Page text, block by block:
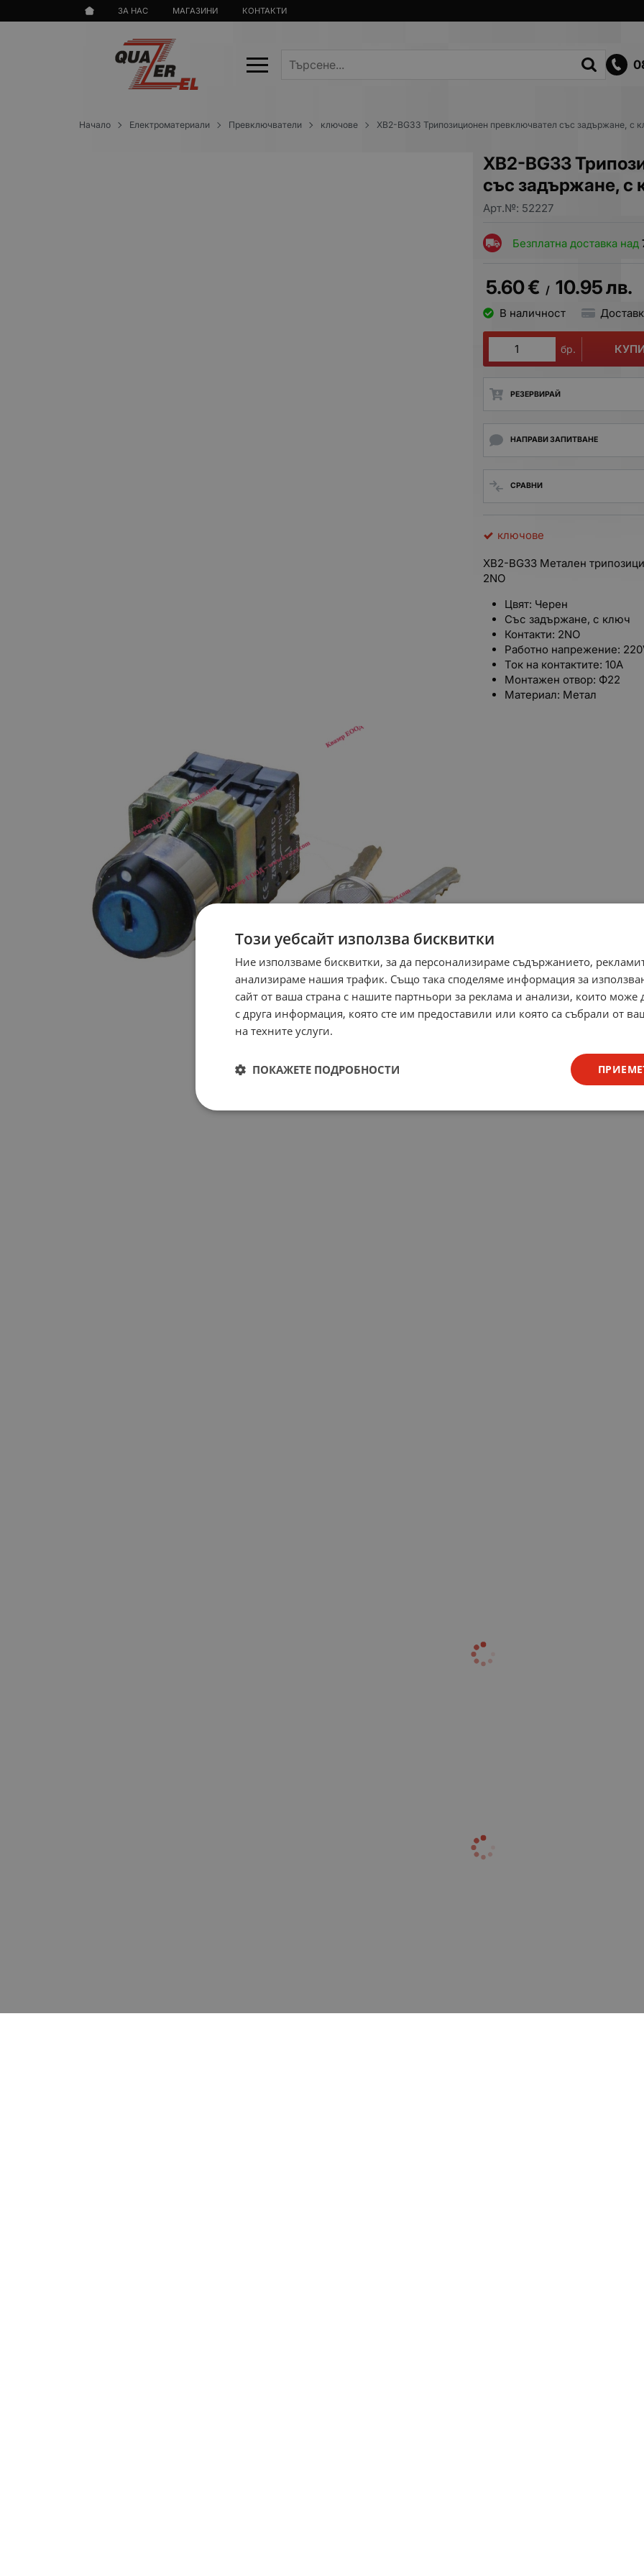
ЗА НАС МАГАЗИНИ КОНТАКТИ
Начало Електроматериали Превключватели ключове XB2-BG33 Трипозиционен превключвател със задържане, с
XB2-BG33
със задържане, с
Арт.№: 52227
Безплатна доставка над
5.60€ / 10.95лв.
В наличност
бр.
РЕЗЕРВИРАЙ
НАПРАВИ ЗАПИТВАНЕ
СРАВНИ
ключове
XB2-BG33 Метален
2NO
Цвят: Черен
Със задържане, с ключ
Контакти: 2NO
Работно напрежение:
Ток на контактите: 10А
Монтажен отвор: Ф22
Материал: Метал
Този уебсайт използва бисквитки
Ние използваме бисквитки, за да персонализираме съдържанието,
анализираме нашия трафик. Също така споделяме информация за
сайт от ваша страна с нашите партньори за реклама и анализи, които може
с друга информация, която сте им предоставили или която са събрали от
на техните услуги.
ПОКАЖЕТЕ ПОДРОБНОСТИ